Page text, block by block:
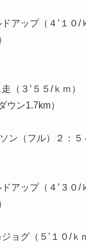
アップ（４’１０/
（３’５５/ｋｍ）
ン1.7km）
（フル）２：５
アップ（４’３０/
ョグ（５’１０/ｋ